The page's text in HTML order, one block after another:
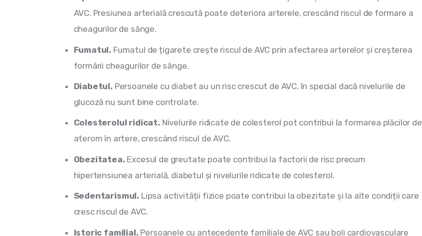
AVC. Presiunea arterială crescută poate deteriora arterele, crescând riscul de formare a
cheagurilor de sânge.
Fumatul. Fumatul de țigarete crește riscul de AVC prin afectarea arterelor și creșterea
formării cheagurilor de sânge.
Diabetul. Persoanele cu diabet au un risc crescut de AVC, în special dacă nivelurile de
glucoză nu sunt bine controlate.
Colesterolul ridicat. Nivelurile ridicate de colesterol pot contribui la formarea plăcilor de
aterom în artere, crescând riscul de AVC.
Obezitatea. Excesul de greutate poate contribui la factorii de risc precum
hipertensiunea arterială, diabetul și nivelurile ridicate de colesterol.
Sedentarismul. Lipsa activității fizice poate contribui la obezitate și la alte condiții care
cresc riscul de AVC.
Istoric familial. Persoanele cu antecedente familiale de AVC sau boli cardiovasculare